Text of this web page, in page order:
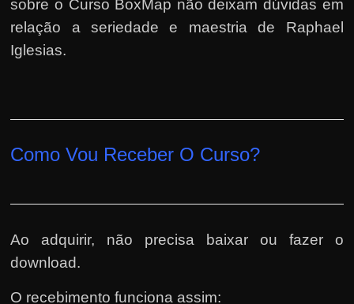
sobre o Curso BoxMap não deixam dúvidas em
relação a seriedade e maestria de Raphael
Iglesias.
Como Vou Receber O Curso?
Ao adquirir, não precisa baixar ou fazer o
download.
O recebimento funciona assim: